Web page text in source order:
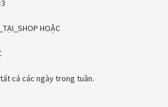
HOẶC
cả các ngày trong tuần.